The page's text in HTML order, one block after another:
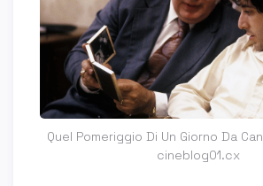
Quel Pomeriggio Di Un Giorno Da
cineblog01.cx